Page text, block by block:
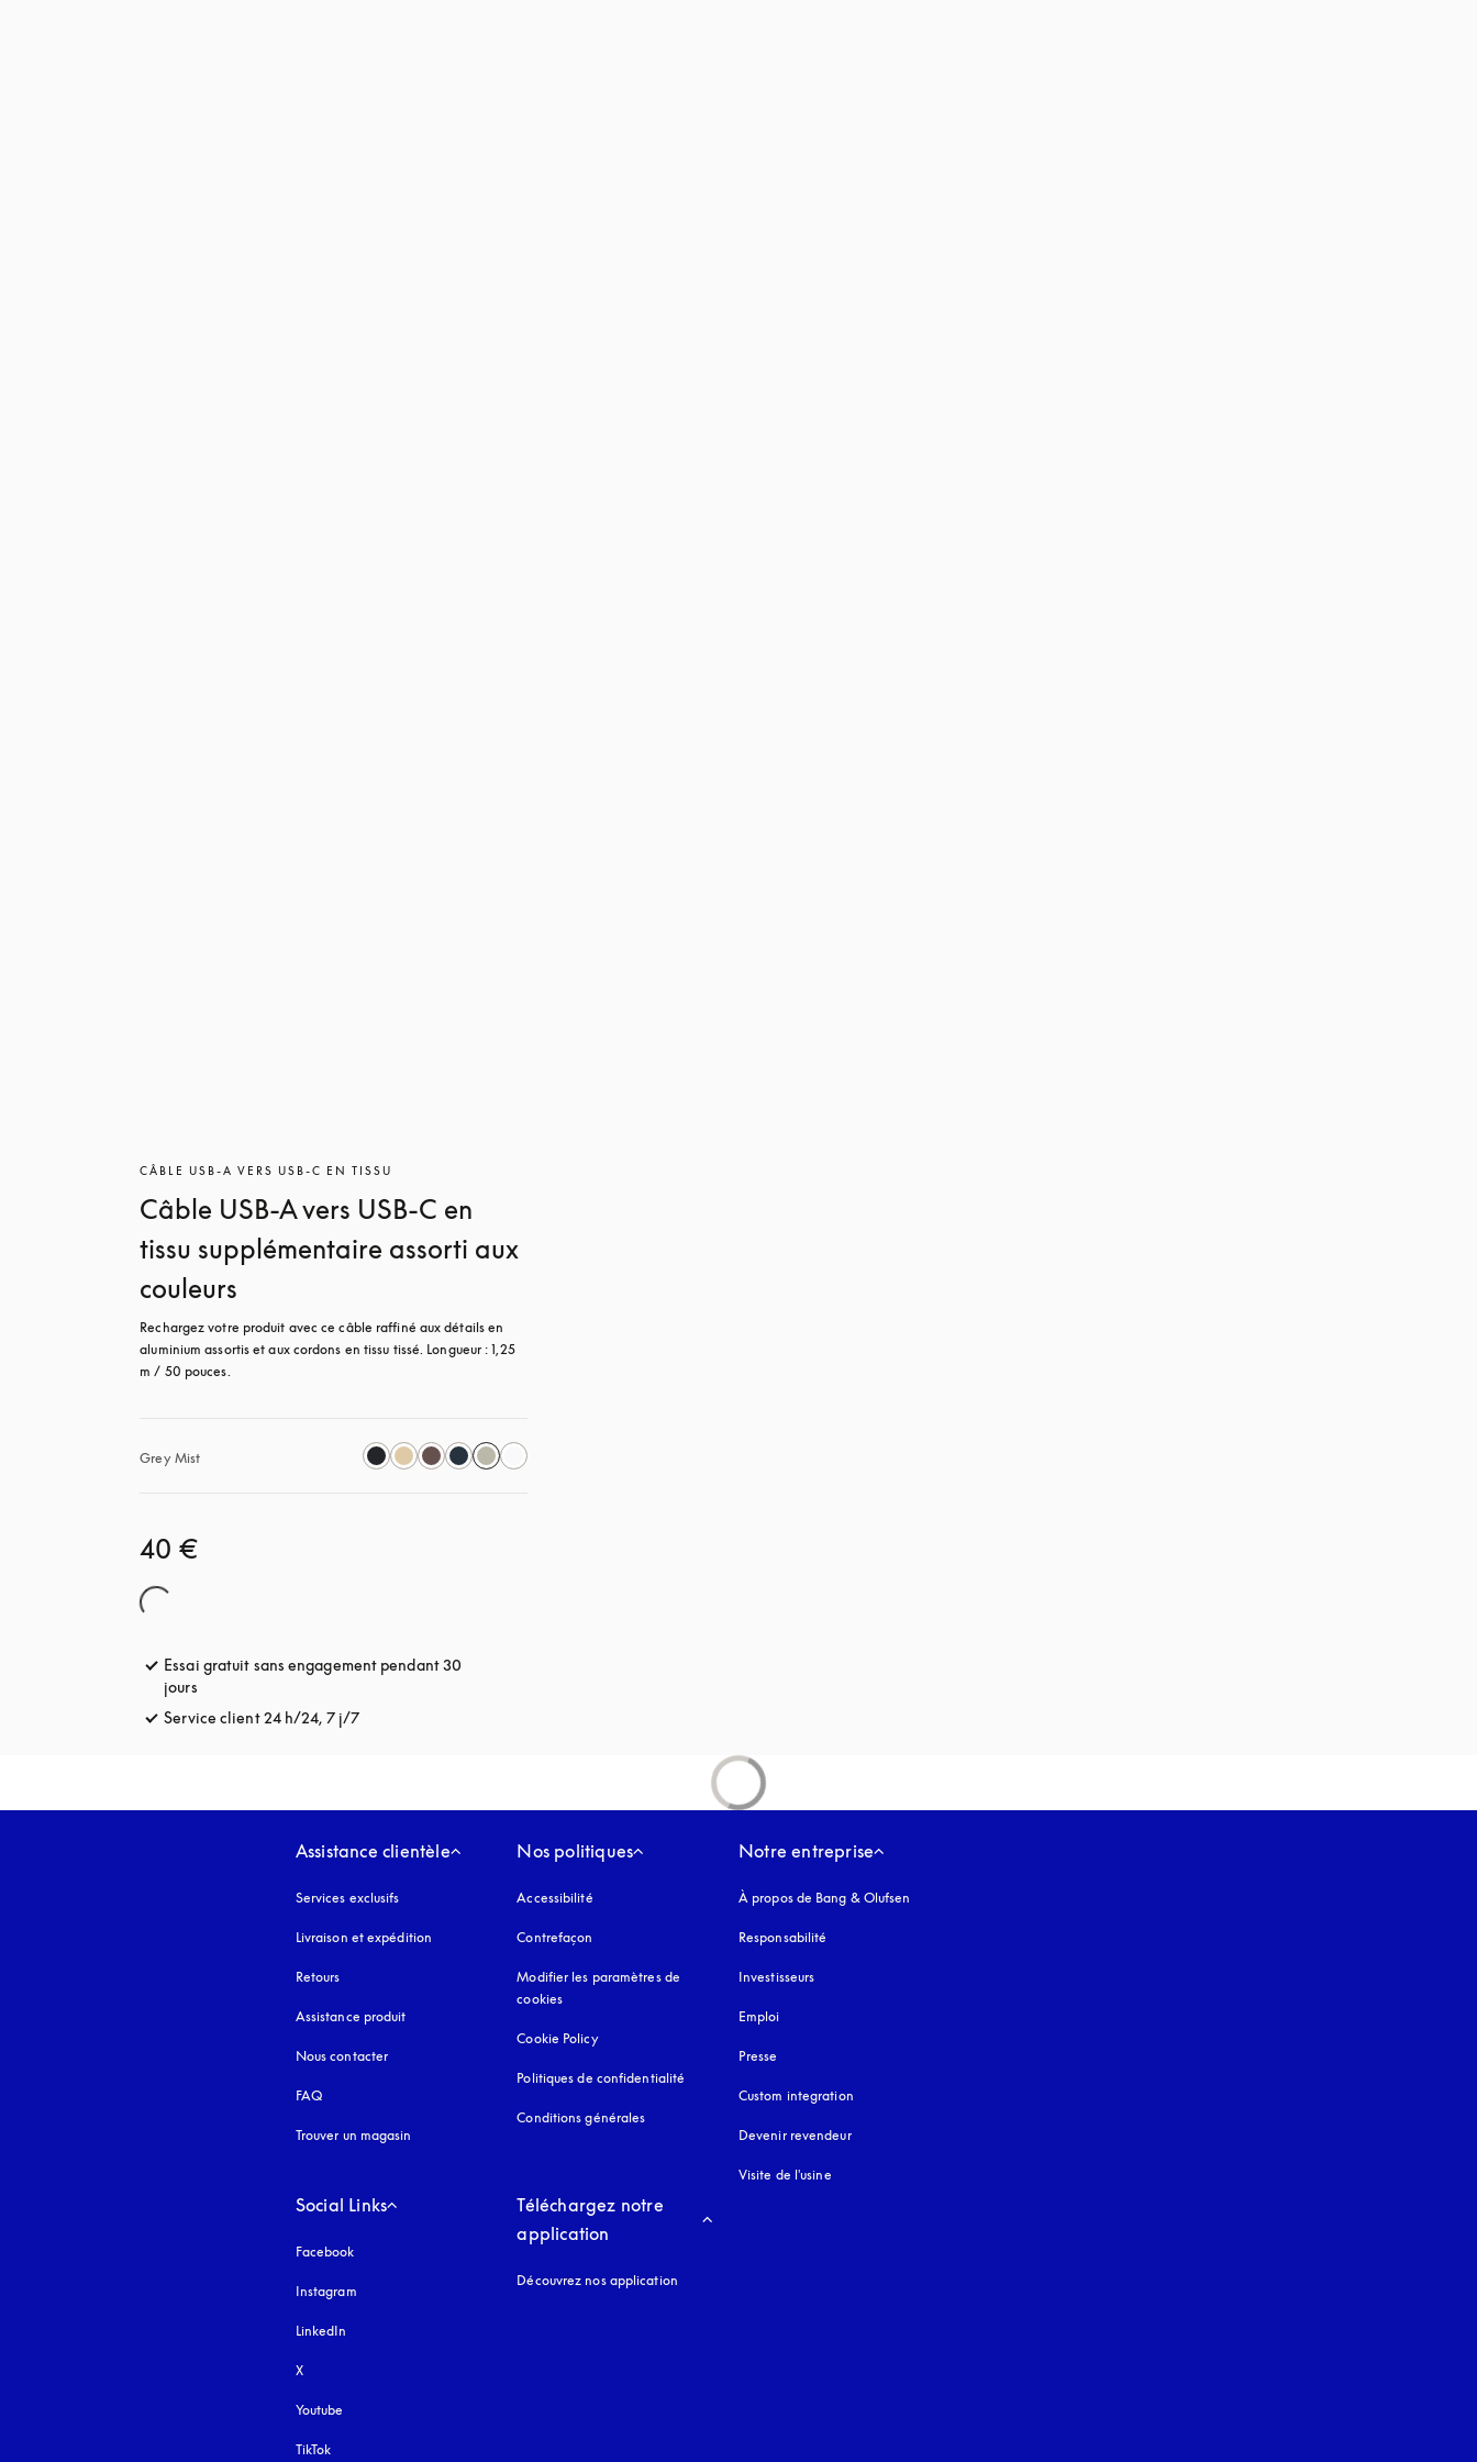
CÂBLE USB-A VERS USB-C EN TISSU
Câble USB-A vers USB-C en
tissu supplémentaire assorti aux
couleurs
Rechargez votre produit avec ce câble raffiné aux détails en
aluminium assortis et aux cordons en tissu tissé. Longueur : 1,25
m / 50 pouces.
Grey Mist
40 €
Essai gratuit sans engagement pendant 30
jours
Service client 24 h/24, 7 j/7
Assistance clientèle
Services exclusifs
Livraison et expédition
Retours
Assistance produit
Nous contacter
FAQ
Trouver un magasin
Nos politiques
Accessibilité s’ouvre dans un nouvel onglet
Contrefaçon s’ouvre dans un nouvel onglet
Modifier les paramètres de
cookies
Cookie Policys’ouvre dans un nouvel onglet
Politiques de confidentialité
Conditions générales
Notre entreprise
À propos de Bang & Olufsen
Responsabilité
Investisseurs
Emploi
Presse
Custom integration
Devenir revendeur
Visite de l'usine
Social Links
Facebook
Instagram
LinkedIn
X
Youtube
TikTok
Téléchargez notre
application
Découvrez nos application